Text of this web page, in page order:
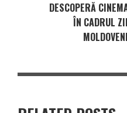
DESCOPERĂ
ÎN CADRUL